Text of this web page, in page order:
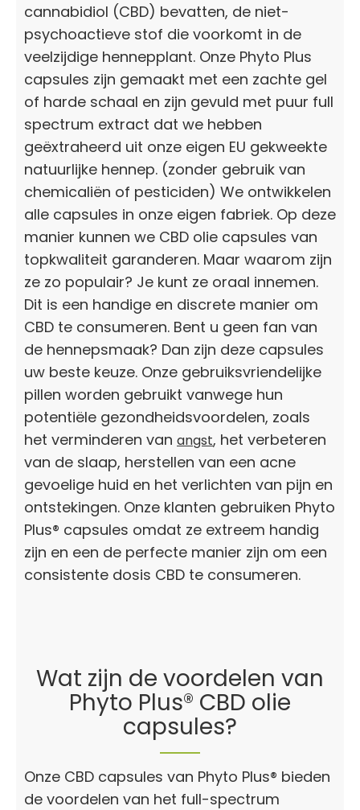
cannabidiol (CBD) bevatten, de niet-
psychoactieve stof die voorkomt in de
veelzijdige hennepplant. Onze Phyto Plus
capsules zijn gemaakt met een zachte gel
of harde schaal en zijn gevuld met puur full
spectrum extract dat we hebben
geëxtraheerd uit onze eigen EU gekweekte
natuurlijke hennep. (zonder gebruik van
chemicaliën of pesticiden) We ontwikkelen
alle capsules in onze eigen fabriek. Op deze
manier kunnen we CBD olie capsules van
topkwaliteit garanderen. Maar waarom zijn
ze zo populair? Je kunt ze oraal innemen.
Dit is een handige en discrete manier om
CBD te consumeren. Bent u geen fan van
de hennepsmaak? Dan zijn deze capsules
uw beste keuze. Onze gebruiksvriendelijke
pillen worden gebruikt vanwege hun
potentiële gezondheidsvoordelen, zoals
het verminderen van angst, het verbeteren
van de slaap, herstellen van een acne
gevoelige huid en het verlichten van pijn en
ontstekingen. Onze klanten gebruiken Phyto
Plus® capsules omdat ze extreem handig
zijn en een de perfecte manier zijn om een
consistente dosis CBD te consumeren.
Wat zijn de voordelen van
Phyto Plus® CBD olie
capsules?
Onze CBD capsules van Phyto Plus® bieden
de voordelen van het full-spectrum